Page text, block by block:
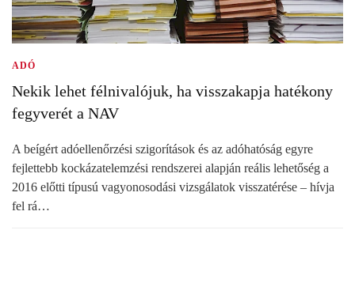
ADÓ
Nekik lehet félnivalójuk, ha visszakapja hatékony
fegyverét a NAV
A beígért adóellenőrzési szigorítások és az adóhatóság egyre
fejlettebb kockázatelemzési rendszerei alapján reális lehetőség a
2016 előtti típusú vagyonosodási vizsgálatok visszatérése – hívja
fel rá…